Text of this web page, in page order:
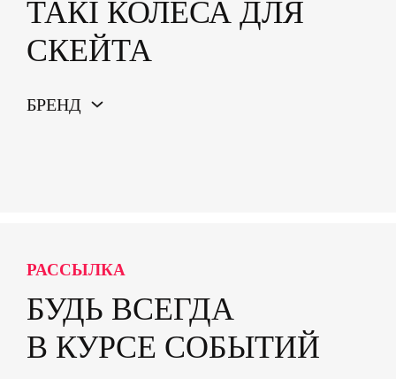
ТАКІ КОЛЕСА ДЛЯ
СКЕЙТА
БРЕНД
РАССЫЛКА
БУДЬ ВСЕГДА
В КУРСЕ СОБЫТИЙ